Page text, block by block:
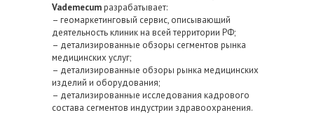
Vademecumразрабатывает:
– геомаркетинговый сервис, описывающий
деятельность клиник на всей территории РФ;
– детализированные обзоры сегментов рынка
медицинских услуг;
– детализированные обзоры рынка медицинских
изделий и оборудования;
– детализированные исследования кадрового
состава сегментов индустрии здравоохранения.